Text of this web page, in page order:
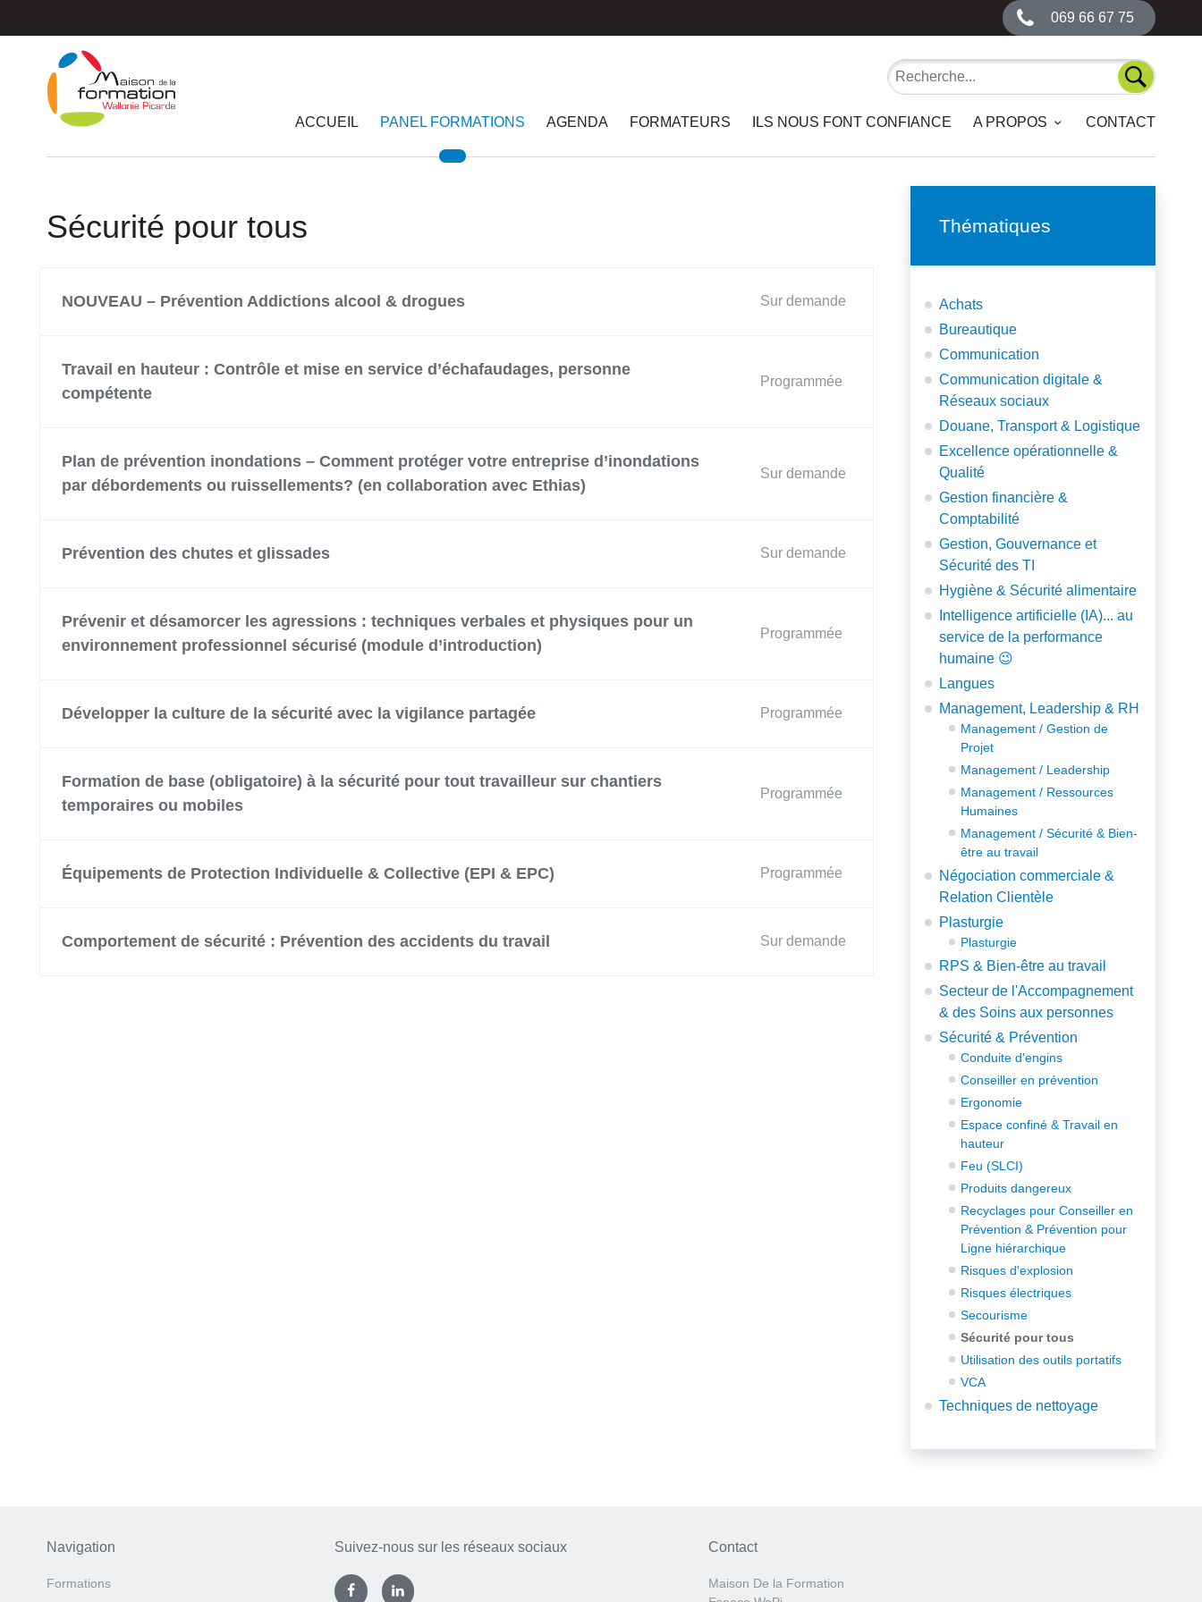
principal
069 66 67 75
ACCUEIL PANEL FORMATIONS AGENDA FORMATEURS ILS NOUS FONT CONFIANCE A PROPOS CONTACT
Recherche
Sécurité pour tous
NOUVEAU – Prévention Addictions alcool & drogues Sur demande
Travail en hauteur : Contrôle et mise en service d’échafaudages, personne
compétente
Programmée
Plan de prévention inondations – Comment protéger votre entreprise d’inondations
par débordements ou ruissellements? (en collaboration avec Ethias)
Sur demande
Prévention des chutes et glissades Sur demande
Prévenir et désamorcer les agressions : techniques verbales et physiques pour un
environnement professionnel sécurisé (module d’introduction)
Programmée
Développer la culture de la sécurité avec la vigilance partagée Programmée
Formation de base (obligatoire) à la sécurité pour tout travailleur sur chantiers
temporaires ou mobiles
Programmée
Équipements de Protection Individuelle & Collective (EPI & EPC) Programmée
Comportement de sécurité : Prévention des accidents du travail Sur demande
Thématiques
Achats
Bureautique
Communication
Communication digitale &
Réseaux sociaux
Douane, Transport & Logistique
Excellence opérationnelle &
Qualité
Gestion financière &
Comptabilité
Gestion, Gouvernance et
Sécurité des TI
Hygiène & Sécurité alimentaire
Intelligence artificielle (IA)... au
service de la performance
humaine 😉
Langues
Management, Leadership & RH
Management / Gestion de
Projet
Management / Leadership
Management / Ressources
Humaines
Management / Sécurité & Bien-
être au travail
Négociation commerciale &
Relation Clientèle
Plasturgie
Plasturgie
RPS & Bien-être au travail
Secteur de l'Accompagnement
& des Soins aux personnes
Sécurité & Prévention
Conduite d'engins
Conseiller en prévention
Ergonomie
Espace confiné & Travail en
hauteur
Feu (SLCI)
Produits dangereux
Recyclages pour Conseiller en
Prévention & Prévention pour
Ligne hiérarchique
Risques d'explosion
Risques électriques
Secourisme
Sécurité pour tous
Utilisation des outils portatifs
VCA
Techniques de nettoyage
Navigation
Formations
Suivez-nous sur les réseaux sociaux Contact
Maison De la Formation